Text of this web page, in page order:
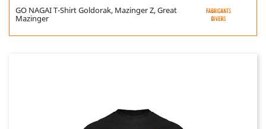
GO NAGAI T-Shirt Goldorak, Mazinger Z, Great
Mazinger